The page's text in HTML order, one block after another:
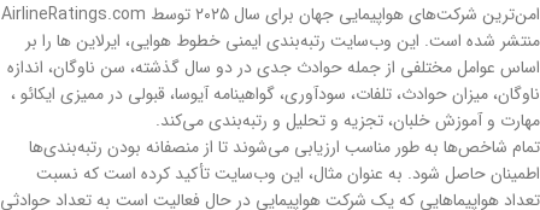
امن‌ترین شرکت‌های هواپیمایی جهان برای سال ۲۰۲۵ توسط AirlineRatings.com
منتشر شده است. این وب‌سایت رتبه‌بندی ایمنی خطوط هوایی، ایرلاین ها را بر
اساس عوامل مختلفی از جمله حوادث جدی در دو سال گذشته، سن ناوگان، اندازه
ناوگان، میزان حوادث، تلفات، سودآوری، گواهینامه آیوسا، قبولی در ممیزی ایکائو ،
مهارت و آموزش خلبان، تجزیه و تحلیل و رتبه‌بندی می‌کند.
تمام شاخص‌ها به طور مناسب ارزیابی می‌شوند تا از منصفانه بودن رتبه‌بندی‌ها
اطمینان حاصل شود. به عنوان مثال، این وب‌سایت تأکید کرده است که نسبت
تعداد هواپیماهایی که یک شرکت هواپیمایی در حال فعالیت است به تعداد حوادثی